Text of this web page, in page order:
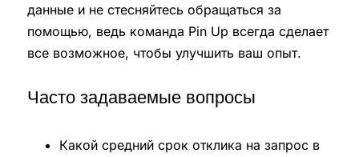
данные и не стесняйтесь обращаться за
помощью, ведь команда Pin Up всегда сделает
все возможное, чтобы улучшить ваш опыт.
Часто задаваемые вопросы
Какой средний срок отклика на запрос в